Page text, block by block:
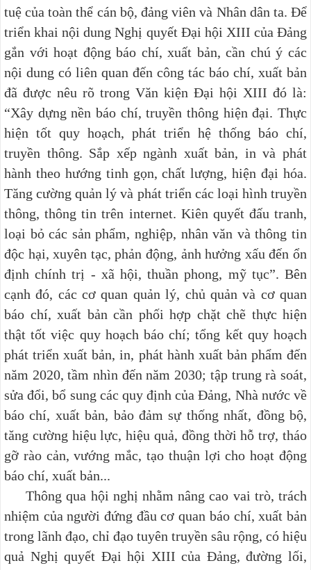
tuệ của toàn thể cán bộ, đảng viên và Nhân dân ta. Để
triển khai nội dung Nghị quyết Đại hội XIII của Đảng
gắn với hoạt động báo chí, xuất bản, cần chú ý các
nội dung có liên quan đến công tác báo chí, xuất bản
đã được nêu rõ trong Văn kiện Đại hội XIII đó là:
“Xây dựng nền báo chí, truyền thông hiện đại. Thực
hiện tốt quy hoạch, phát triển hệ thống báo chí,
truyền thông. Sắp xếp ngành xuất bản, in và phát
hành theo hướng tinh gọn, chất lượng, hiện đại hóa.
Tăng cường quản lý và phát triển các loại hình truyền
thông, thông tin trên internet. Kiên quyết đấu tranh,
loại bỏ các sản phẩm, nghiệp, nhân văn và thông tin
độc hại, xuyên tạc, phản động, ảnh hưởng xấu đến ổn
định chính trị - xã hội, thuần phong, mỹ tục”. Bên
cạnh đó, các cơ quan quản lý, chủ quản và cơ quan
báo chí, xuất bản cần phối hợp chặt chẽ thực hiện
thật tốt việc quy hoạch báo chí; tổng kết quy hoạch
phát triển xuất bản, in, phát hành xuất bản phẩm đến
năm 2020, tầm nhìn đến năm 2030; tập trung rà soát,
sửa đổi, bổ sung các quy định của Đảng, Nhà nước về
báo chí, xuất bản, bảo đảm sự thống nhất, đồng bộ,
tăng cường hiệu lực, hiệu quả, đồng thời hỗ trợ, tháo
gỡ rào cản, vướng mắc, tạo thuận lợi cho hoạt động
báo chí, xuất bản...
Thông qua hội nghị nhằm nâng cao vai trò, trách
nhiệm của người đứng đầu cơ quan báo chí, xuất bản
trong lãnh đạo, chỉ đạo tuyên truyền sâu rộng, có hiệu
quả Nghị quyết Đại hội XIII của Đảng, đường lối,